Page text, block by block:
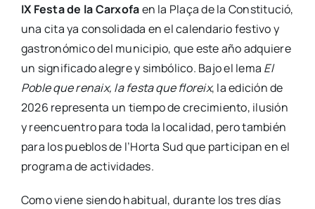
IX Fes­ta de la Car­xo­faen la Plaça de la Cons­ti­tu­ció,
una cita ya con­so­li­da­da en el calen­da­rio fes­ti­vo y
gas­tro­nó­mi­co del muni­ci­pio, que este año adquie­re
un sig­ni­fi­ca­do ale­gre y sim­bó­li­co. Bajo el lema El
Poble que renaix, la fes­ta que flo­reix, la edi­ción de
2026 repre­sen­ta un tiem­po de cre­ci­mien­to, ilu­sión
y reen­cuen­tro para toda la loca­li­dad, pero tam­bién
para los pue­blos de l’Horta Sud que par­ti­ci­pan en el
pro­gra­ma de acti­vi­da­des.
Como vie­ne sien­do habi­tual, duran­te los tres días